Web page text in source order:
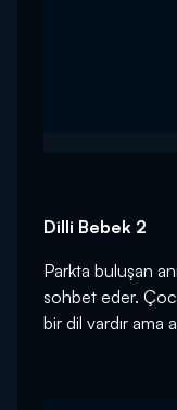
Dilli Bebek 2
Parkta buluşan
sohbet eder.
bir dil vardır ama